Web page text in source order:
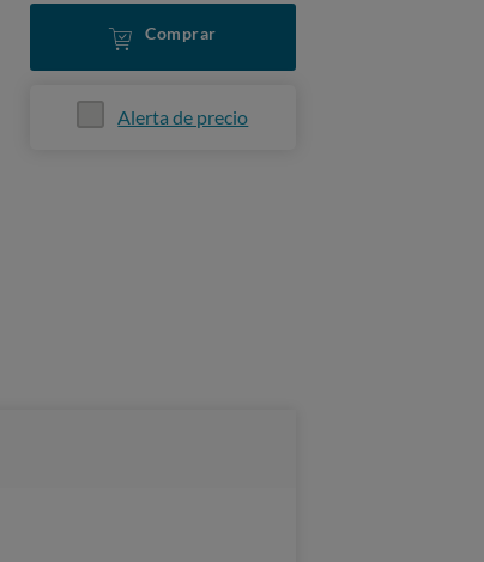
Comprar
Alerta de precio